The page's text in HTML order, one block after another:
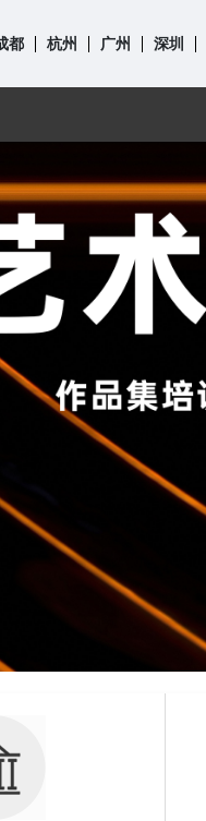
都 杭州 广州 深圳